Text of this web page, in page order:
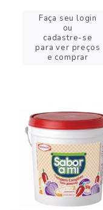
Faça seu login
ou
cadastre-se
para ver preços
e comprar